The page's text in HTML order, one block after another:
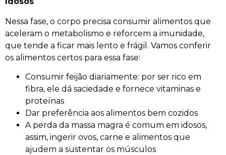
Nessa fase, o corpo precisa consumir alimentos que
aceleram o metabolismo e reforcem a imunidade,
que tende a ficar mais lento e frágil. Vamos conferir
os alimentos certos para essa fase:
Consumir feijão diariamente: por ser rico em
fibra, ele dá saciedade e fornece vitaminas e
proteínas
Dar preferência aos alimentos bem cozidos
A perda da massa magra é comum em idosos,
assim, ingerir ovos, carne e alimentos que
ajudem a sustentar os músculos